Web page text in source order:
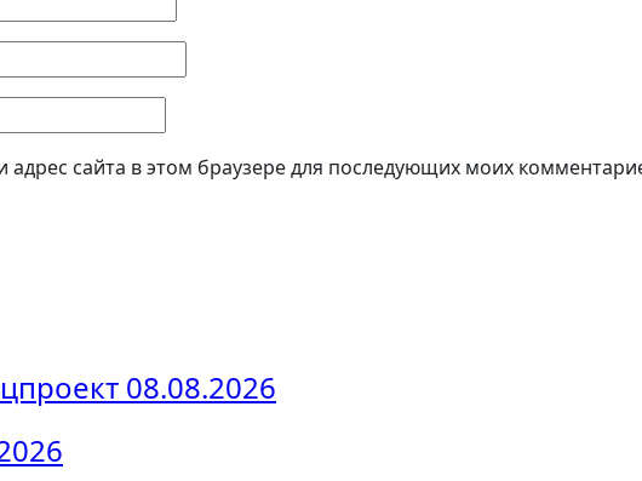
сайта в этом браузере для последующих моих
08.08.2026